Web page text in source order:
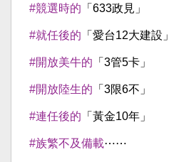
#競選時的 「633政見」
#就任後的 「愛台12大建設」
#開放美牛的 「3管5卡」
#開放陸生的 「3限6不」
#連任後的 「黃金10年」
#族繁不及備載⋯⋯